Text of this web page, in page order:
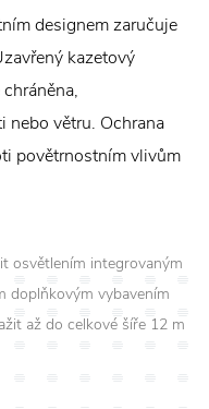
designem zaručuje
kazetový
nebo větru. Ochrana
povětrnostním vlivům
osvětlením integrovaným
doplňkovým vybavením
až do celkové šíře 12 m